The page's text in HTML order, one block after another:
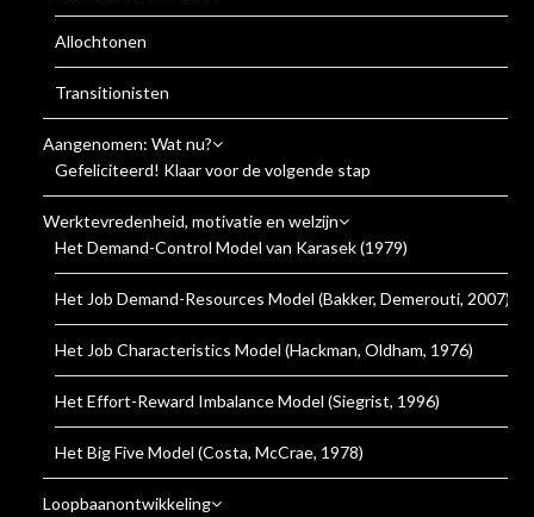
Allochtonen
Transitionisten
Aangenomen: Wat nu?
Gefeliciteerd! Klaar voor de volgende stap
Werktevredenheid, motivatie en welzijn
Het Demand-Control Model van Karasek (1979)
Het Job Demand-Resources Model (Bakker, Demerouti, 2007)
Het Job Characteristics Model (Hackman, Oldham, 1976)
Het Effort-Reward Imbalance Model (Siegrist, 1996)
Het Big Five Model (Costa, McCrae, 1978)
Loopbaanontwikkeling